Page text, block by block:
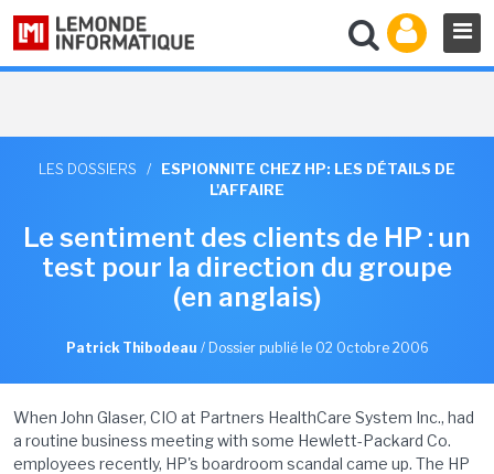
LES DOSSIERS /
ESPIONNITE CHEZ HP: LES DÉTAILS DE
L'AFFAIRE
Le sentiment des clients de HP : un
test pour la direction du groupe
(en anglais)
Patrick Thibodeau / Dossier publié le 02 Octobre 2006
When John Glaser, CIO at Partners HealthCare System Inc., had
a routine business meeting with some Hewlett-Packard Co.
employees recently, HP's boardroom scandal came up. The HP